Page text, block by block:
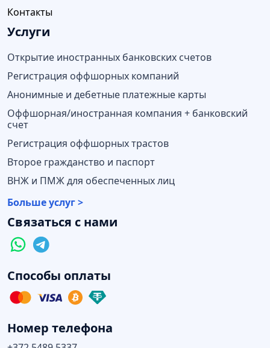
Контакты
Услуги
Открытие иностранных банковских счетов
Регистрация оффшорных компаний
Анонимные и дебетные платежные карты
Оффшорная/иностранная компания + банковский
счет
Регистрация оффшорных трастов
Второе гражданство и паспорт
ВНЖ и ПМЖ для обеспеченных лиц
Больше услуг >
Связаться с нами
Способы оплаты
Номер телефона